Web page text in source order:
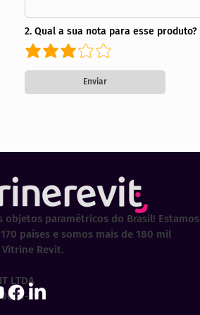
2. Qual a sua nota para esse produto?
Enviar
objetos paramétricos do Brasil! Estamos
países e somos mais de 180 mil
Revit.
LTDA
29